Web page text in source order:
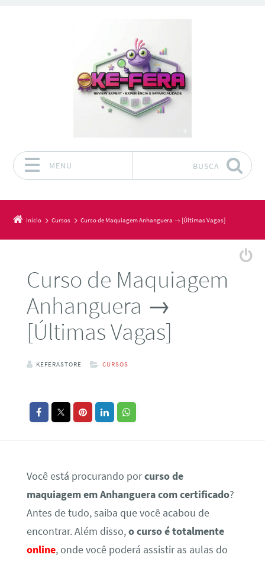
MENU BUSCA
Início Cursos Curso de Maquiagem Anhanguera → [Últimas Vagas]
Curso de Maquiagem
Anhanguera →
[Últimas Vagas]
KEFERASTORE CURSOS
Você está procurando porcurso de
maquiagem em Anhanguera com certificado?
Antes de tudo, saiba que você acabou de
encontrar. Além disso,o curso é totalmente
online, onde você poderá assistir as aulas do